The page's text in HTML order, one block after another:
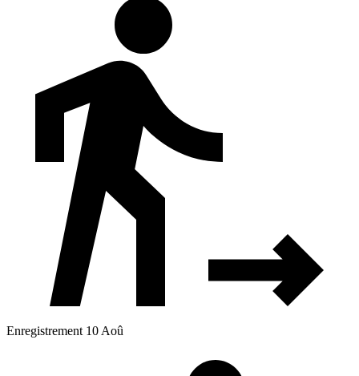
Enregistrement 10 Aoû